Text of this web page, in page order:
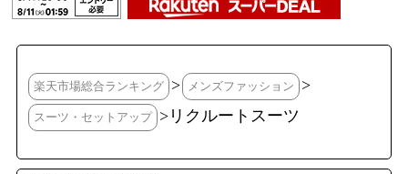
楽天市場総合ランキング > メンズファッション >
スーツ・セットアップ >リクルートスーツ